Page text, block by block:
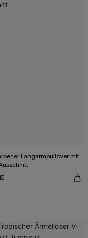
Langarmpullover mit